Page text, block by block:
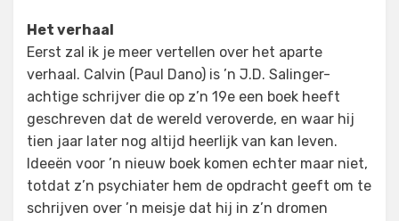
Het verhaal
Eerst zal ik je meer vertellen over het aparte
verhaal. Calvin (Paul Dano) is ’n J.D. Salinger-
achtige schrijver die op z’n 19e een boek heeft
geschreven dat de wereld veroverde, en waar hij
tien jaar later nog altijd heerlijk van kan leven.
Ideeën voor ’n nieuw boek komen echter maar niet,
totdat z’n psychiater hem de opdracht geeft om te
schrijven over ’n meisje dat hij in z’n dromen